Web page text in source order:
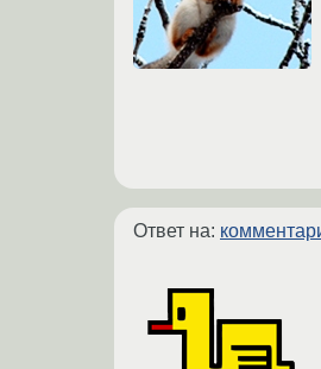
Ответ на: